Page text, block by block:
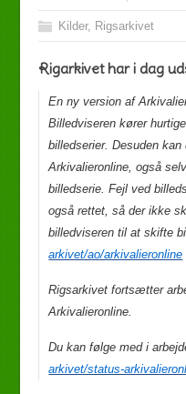
Kilder, Rigsarkivet
Rigarkivet har i dag
En ny version af
Billedviseren kører
billedserier. Desuden
Arkivalieronline, også
billedserie. Fejl ved
også rettet, så der ikke
billedviseren til at skifte
arkivet/ao/arkivalieronline
Rigsarkivet fortsætter
Arkivalieronline.
Du kan følge med i
arkivet/status-